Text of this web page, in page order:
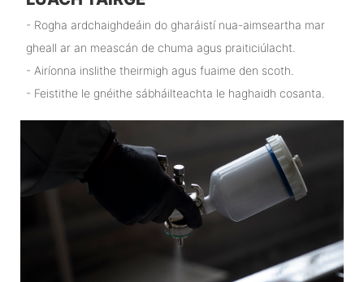
- Rogha ardchaighdeáin do gharáistí nua-aimseartha mar
gheall ar an meascán de chuma agus praiticiúlacht.
- Airíonna inslithe theirmigh agus fuaime den scoth.
- Feistithe le gnéithe sábháilteachta le haghaidh cosanta.